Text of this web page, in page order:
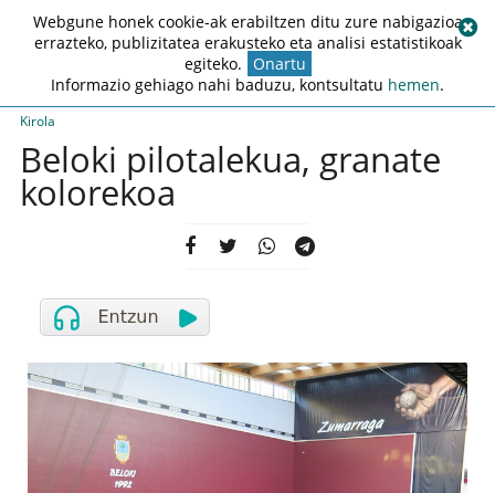
Kirola
Beloki pilotalekua, granate
kolorekoa
Webgune honek cookie-ak erabiltzen ditu zure nabigazioa
errazteko, publizitatea erakusteko eta analisi estatistikoak
egiteko. Onartu
Informazio gehiago nahi baduzu, kontsultatu hemen.